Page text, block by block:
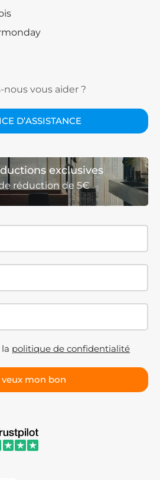
vous aider ?
D’ASSISTANCE
exclusives
réduction de 5€
la politique de confidentialité